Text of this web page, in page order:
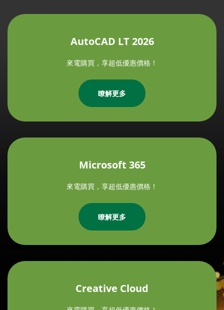
AutoCAD LT 2026
來電購買，享超低優惠價格！
瞭解更多
Microsoft 365
來電購買，享超低優惠價格！
瞭解更多
Creative Cloud